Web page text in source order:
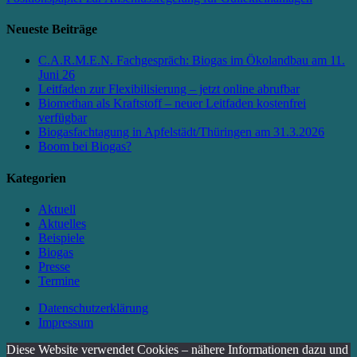
Neueste Beiträge
C.A.R.M.E.N. Fachgespräch: Biogas im Ökolandbau am 11.
Juni 26
Leitfaden zur Flexibilisierung – jetzt online abrufbar
Biomethan als Kraftstoff – neuer Leitfaden kostenfrei
verfügbar
Biogasfachtagung in Apfelstädt/Thüringen am 31.3.2026
Boom bei Biogas?
Kategorien
Aktuell
Aktuelles
Beispiele
Biogas
Presse
Termine
Datenschutzerklärung
Impressum
Diese Website verwendet Cookies – nähere Informationen dazu und